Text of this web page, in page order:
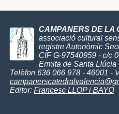
CAMPANERS DE LA
associació cultural
registre Autonòmic
CIF G-97540959 - c/c
Ermita de Santa
Telèfon 636 066 978 - 46001 -
Editor: Francesc LLOP i BAYO